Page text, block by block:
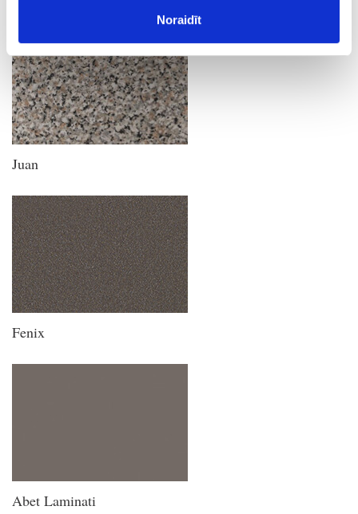
Noraidīt
Juan
Fenix
Abet Laminati